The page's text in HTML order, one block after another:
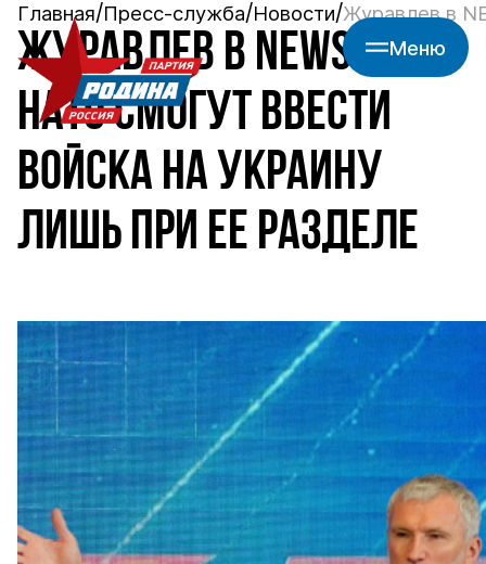
Меню
Главная Пресс-служба Новости Журавлев в
ЖУРАВЛЕВ В NEWS.RU:
НАТО СМОГУТ ВВЕСТИ
ВОЙСКА НА УКРАИНУ
ЛИШЬ ПРИ ЕЕ РАЗДЕЛЕ